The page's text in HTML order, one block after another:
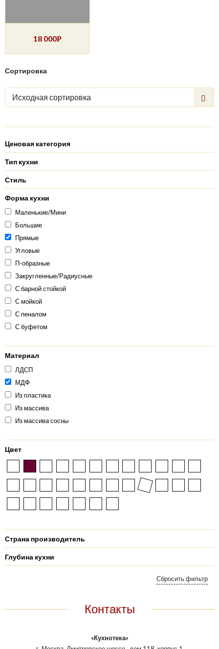
18 000Р
Сортировка
Исходная сортировка
Ценовая категория
Тип кухни
Стиль
Форма кухни
Маленькие/Мини
Большие
Прямые
Угловые
П-образные
Закругленные/Радиусные
С барной стойкой
С мойкой
С пеналом
С буфетом
Материал
ЛДСП
МДФ
Из пластика
Из массива
Из массива сосны
Цвет
Страна производитель
Глубина кухни
Контакты
«Кухнотека»